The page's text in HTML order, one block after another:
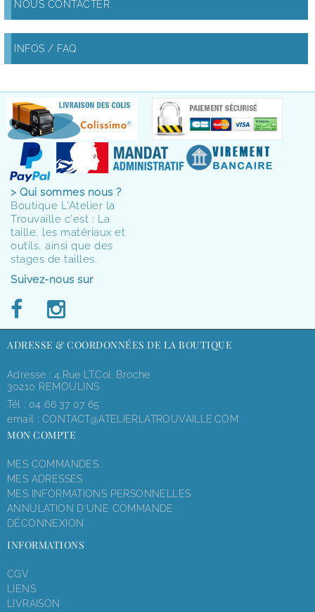
NOUS CONTACTER
INFOS / FAQ
> Qui sommes nous ?
Boutique L'Atelier la
Trouvaille c'est : La
taille, les matériaux et
outils, ainsi que des
stages de tailles.
Suivez-nous sur
ADRESSE & COORDONNÉES DE LA BOUTIQUE
Adresse : 4,rue LT.Col. Broche
30210 REMOULINS
Tél : 04 66 37 07 65
email : CONTACT@ATELIERLATROUVAILLE.COM
MON COMPTE
MES COMMANDES
MES ADRESSES
MES INFORMATIONS PERSONNELLES
ANNULATION D'UNE COMMANDE
DÉCONNEXION
INFORMATIONS
CGV
LIENS
LIVRAISON